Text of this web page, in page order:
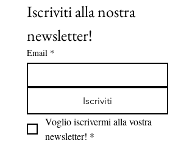
Iscriviti alla nostra
newsletter!
Email *
Iscriviti
Voglio iscrivermi alla vostra
newsletter! *